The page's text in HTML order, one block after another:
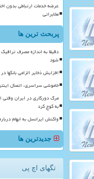
مخابراتی
پربحث ترین ها
دقیقا به اندازه مصرف
شود
افزایش ذخایر الزامی بانکها
خاموشی سراسری، اتصال
مرگ دورکاری در ایران وقتی
به کوچ کرد
واکنش ایرانسل به ابهام
جدیدترین ها
تگهای اچ پی